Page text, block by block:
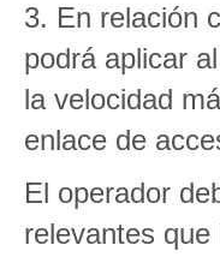
3. En relación
podrá aplicar
la velocidad
enlace de
El operador
relevantes